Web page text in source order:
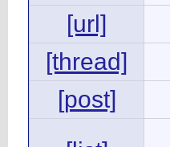
[url]
[thread]
[post]